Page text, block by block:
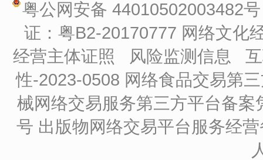
粤公网安备 44010502003482
证：粤B2-20170777 网络文化
经营主体证照
风险监测信息
性-2023-0508 网络食品交易第
械网络交易服务第三方平台备
号 出版物网络交易平台服务经